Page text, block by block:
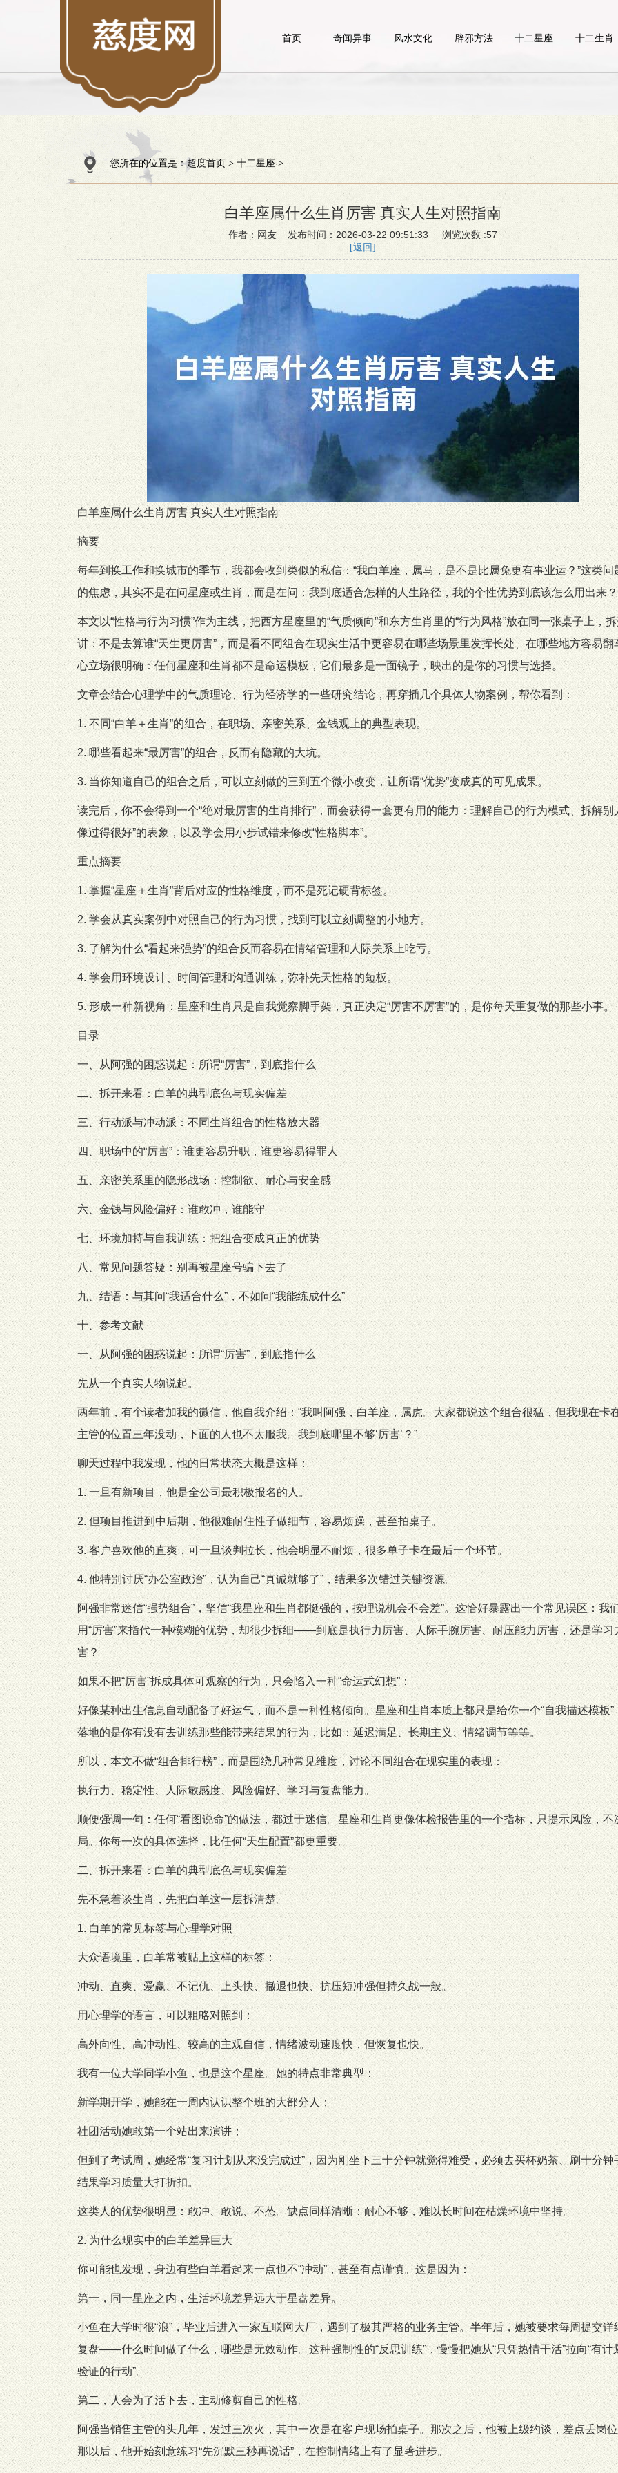
首页 奇闻异事 风水文化 辟邪方法 十二星座 十二生肖
您所在的位置是：超度首页 > 十二星座>
白羊座属什么生肖厉害 真实人生对照指南
作者：网友 发布时间：2026-03-22 09:51:33 浏览次数 :57
[返回]
白羊座属什么生肖厉害 真实人生对照指南
摘要
每年到换工作和换城市的季节，我都会收到类似的私信：“我白羊座，属马，是不是比属兔更有事业运？”这类问
的焦虑，其实不是在问星座或生肖，而是在问：我到底适合怎样的人生路径，我的个性优势到底该怎么用出来？
本文以“性格与行为习惯”作为主线，把西方星座里的“气质倾向”和东方生肖里的“行为风格”放在同一张桌子上，
讲：不是去算谁“天生更厉害”，而是看不同组合在现实生活中更容易在哪些场景里发挥长处、在哪些地方容易翻
心立场很明确：任何星座和生肖都不是命运模板，它们最多是一面镜子，映出的是你的习惯与选择。
文章会结合心理学中的气质理论、行为经济学的一些研究结论，再穿插几个具体人物案例，帮你看到：
1. 不同“白羊＋生肖”的组合，在职场、亲密关系、金钱观上的典型表现。
2. 哪些看起来“最厉害”的组合，反而有隐藏的大坑。
3. 当你知道自己的组合之后，可以立刻做的三到五个微小改变，让所谓“优势”变成真的可见成果。
读完后，你不会得到一个“绝对最厉害的生肖排行”，而会获得一套更有用的能力：理解自己的行为模式、拆解别
像过得很好”的表象，以及学会用小步试错来修改“性格脚本”。
重点摘要
1. 掌握“星座＋生肖”背后对应的性格维度，而不是死记硬背标签。
2. 学会从真实案例中对照自己的行为习惯，找到可以立刻调整的小地方。
3. 了解为什么“看起来强势”的组合反而容易在情绪管理和人际关系上吃亏。
4. 学会用环境设计、时间管理和沟通训练，弥补先天性格的短板。
5. 形成一种新视角：星座和生肖只是自我觉察脚手架，真正决定“厉害不厉害”的，是你每天重复做的那些小事。
目录
一、从阿强的困惑说起：所谓“厉害”，到底指什么
二、拆开来看：白羊的典型底色与现实偏差
三、行动派与冲动派：不同生肖组合的性格放大器
四、职场中的“厉害”：谁更容易升职，谁更容易得罪人
五、亲密关系里的隐形战场：控制欲、耐心与安全感
六、金钱与风险偏好：谁敢冲，谁能守
七、环境加持与自我训练：把组合变成真正的优势
八、常见问题答疑：别再被星座号骗下去了
九、结语：与其问“我适合什么”，不如问“我能练成什么”
十、参考文献
一、从阿强的困惑说起：所谓“厉害”，到底指什么
先从一个真实人物说起。
两年前，有个读者加我的微信，他自我介绍：“我叫阿强，白羊座，属虎。大家都说这个组合很猛，但我现在卡
主管的位置三年没动，下面的人也不太服我。我到底哪里不够‘厉害’？”
聊天过程中我发现，他的日常状态大概是这样：
1. 一旦有新项目，他是全公司最积极报名的人。
2. 但项目推进到中后期，他很难耐住性子做细节，容易烦躁，甚至拍桌子。
3. 客户喜欢他的直爽，可一旦谈判拉长，他会明显不耐烦，很多单子卡在最后一个环节。
4. 他特别讨厌“办公室政治”，认为自己“真诚就够了”，结果多次错过关键资源。
阿强非常迷信“强势组合”，坚信“我星座和生肖都挺强的，按理说机会不会差”。这恰好暴露出一个常见误区：我
用“厉害”来指代一种模糊的优势，却很少拆细——到底是执行力厉害、人际手腕厉害、耐压能力厉害，还是学习
害？
如果不把“厉害”拆成具体可观察的行为，只会陷入一种“命运式幻想”：
好像某种出生信息自动配备了好运气，而不是一种性格倾向。星座和生肖本质上都只是给你一个“自我描述模板”
落地的是你有没有去训练那些能带来结果的行为，比如：延迟满足、长期主义、情绪调节等等。
所以，本文不做“组合排行榜”，而是围绕几种常见维度，讨论不同组合在现实里的表现：
执行力、稳定性、人际敏感度、风险偏好、学习与复盘能力。
顺便强调一句：任何“看图说命”的做法，都过于迷信。星座和生肖更像体检报告里的一个指标，只提示风险，不
局。你每一次的具体选择，比任何“天生配置”都更重要。
二、拆开来看：白羊的典型底色与现实偏差
先不急着谈生肖，先把白羊这一层拆清楚。
1. 白羊的常见标签与心理学对照
大众语境里，白羊常被贴上这样的标签：
冲动、直爽、爱赢、不记仇、上头快、撤退也快、抗压短冲强但持久战一般。
用心理学的语言，可以粗略对照到：
高外向性、高冲动性、较高的主观自信，情绪波动速度快，但恢复也快。
我有一位大学同学小鱼，也是这个星座。她的特点非常典型：
新学期开学，她能在一周内认识整个班的大部分人；
社团活动她敢第一个站出来演讲；
但到了考试周，她经常“复习计划从来没完成过”，因为刚坐下三十分钟就觉得难受，必须去买杯奶茶、刷十分钟
结果学习质量大打折扣。
这类人的优势很明显：敢冲、敢说、不怂。缺点同样清晰：耐心不够，难以长时间在枯燥环境中坚持。
2. 为什么现实中的白羊差异巨大
你可能也发现，身边有些白羊看起来一点也不“冲动”，甚至有点谨慎。这是因为：
第一，同一星座之内，生活环境差异远大于星盘差异。
小鱼在大学时很“浪”，毕业后进入一家互联网大厂，遇到了极其严格的业务主管。半年后，她被要求每周提交详
复盘——什么时间做了什么，哪些是无效动作。这种强制性的“反思训练”，慢慢把她从“只凭热情干活”拉向“有计
验证的行动”。
第二，人会为了活下去，主动修剪自己的性格。
阿强当销售主管的头几年，发过三次火，其中一次是在客户现场拍桌子。那次之后，他被上级约谈，差点丢岗
那以后，他开始刻意练习“先沉默三秒再说话”，在控制情绪上有了显著进步。